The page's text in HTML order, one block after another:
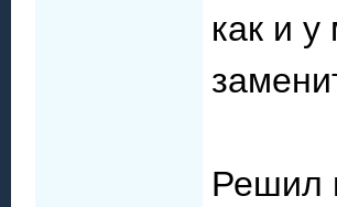
как и
Решил